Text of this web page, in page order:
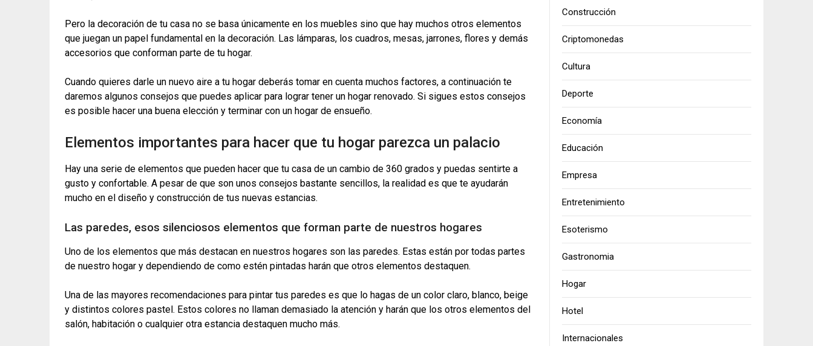
Pero la decoración de tu casa no se basa únicamente en los muebles sino que hay muchos otros elementos
que juegan un papel fundamental en la decoración. Las lámparas, los cuadros, mesas, jarrones, flores y demás
accesorios que conforman parte de tu hogar.
Cuando quieres darle un nuevo aire a tu hogar deberás tomar en cuenta muchos factores, a continuación te
daremos algunos consejos que puedes aplicar para lograr tener un hogar renovado. Si sigues estos consejos
es posible hacer una buena elección y terminar con un hogar de ensueño.
Elementos importantes para hacer que tu hogar parezca un palacio
Hay una serie de elementos que pueden hacer que tu casa de un cambio de 360 grados y puedas sentirte a
gusto y confortable. A pesar de que son unos consejos bastante sencillos, la realidad es que te ayudarán
mucho en el diseño y construcción de tus nuevas estancias.
Las paredes, esos silenciosos elementos que forman parte de nuestros hogares
Uno de los elementos que más destacan en nuestros hogares son las paredes. Estas están por todas partes
de nuestro hogar y dependiendo de como estén pintadas harán que otros elementos destaquen.
Una de las mayores recomendaciones para pintar tus paredes es que lo hagas de un color claro, blanco, beige
y distintos colores pastel. Estos colores no llaman demasiado la atención y harán que los otros elementos del
salón, habitación o cualquier otra estancia destaquen mucho más.
Construcción
Criptomonedas
Cultura
Deporte
Economía
Educación
Empresa
Entretenimiento
Esoterismo
Gastronomia
Hogar
Hotel
Internacionales